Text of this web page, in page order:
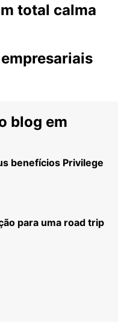
total calma
blog em
benefícios Privilege
para uma road trip